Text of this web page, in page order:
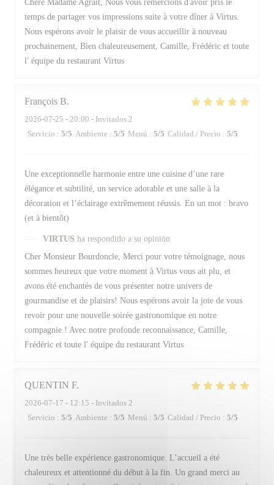
Chère Madame Agrait, Nous vous remercions d'avoir pris le
temps de partager vos impressions suite à votre dîner à Virtus.
Nous espérons avoir le plaisir de vous accueillir à nouveau
prochainement, Bien chaleureusement, Camille, Frédéric et toute
l' équipe du restaurant Virtus
François B
2026-07-25 - 20:00 - Invitados 2
Servicio : 5/5 Ambiente : 5/5 Menú : 5/5 Calidad / Precio : 5/5
Une exceptionnelle harmonie entre une cuisine d’une rare
élégance et subtilité, un service adorable et une salle à la
décoration et l’éclairage extrêmement réussis. En un mot : bravo
(et à bientôt)
VIRTUS ha respondido a su opinión
Cher Monsieur Bourdoncle, Merci pour votre témoignage, nous
sommes heureux que votre moment à Virtus vous ait plu, et
avons été enchantés de vous présenter notre univers de
gourmandise et de plaisirs! Nous espérons avoir la joie de vous
revoir pour une nouvelle soirée gastronomique en notre
compagnie ! Avec notre profonde reconnaissance, Camille,
Frédéric et toute l' équipe du restaurant Virtus
QUENTIN F
2026-07-17 - 12:15 - Invitados 2
Servicio : 5/5 Ambiente : 5/5 Menú : 5/5 Calidad / Precio : 5/5
Une très belle expérience gastronomique. L’accueil a été
chaleureux et attentionné du début à la fin. Un grand merci au